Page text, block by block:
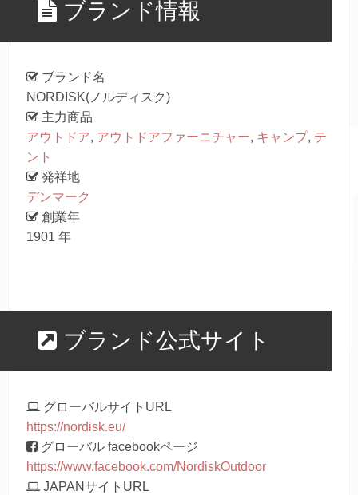
ブランド情報
ブランド名
NORDISK(ノルディスク)
主力商品
アウトドア, アウトドアファーニチャー, キャンプ, テ
ント
発祥地
デンマーク
創業年
1901 年
ブランド公式サイト
グローバルサイトURL
https://nordisk.eu/
グローバル facebookページ
https://www.facebook.com/NordiskOutdoor
JAPANサイトURL